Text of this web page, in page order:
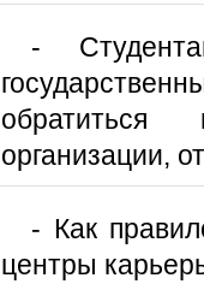
-
обратиться
организации,
- Как
центры